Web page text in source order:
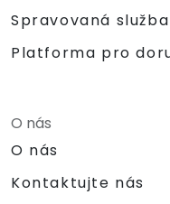
Spravovaná
Platforma pro
O nás
O nás
Kontaktujte nás